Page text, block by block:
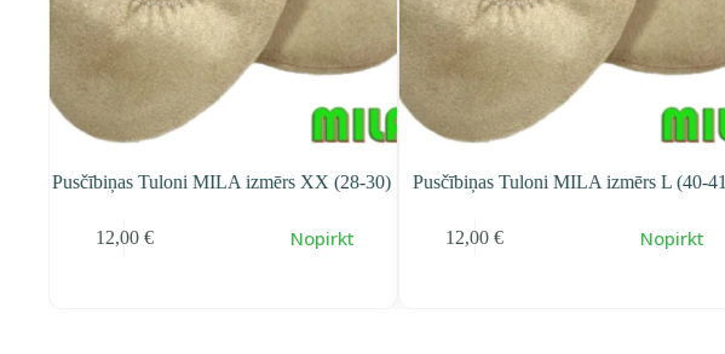
Pusčībiņas Tuloni MILA izmērs XX (28-30)
12,00€ Nopirkt
Pusčībiņas Tuloni MILA izmērs L (40-41)
12,00€ Nopirkt